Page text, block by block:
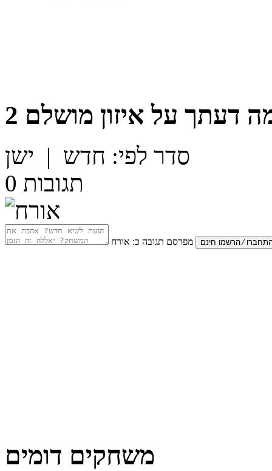
דעתך על איזון מושלם 2
סדר לפי: חדש | ישן
0 תגובות
מפרסם תגובה כ: אורח
משחקים דומים